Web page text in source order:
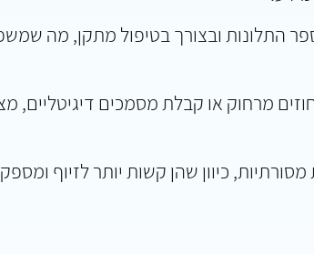
התלונות ובצורך בטיפול מתקן, מה
מרחוק או קבלת מסמכים דיגיטליים,
כיוון שהן קשות יותר לזיוף